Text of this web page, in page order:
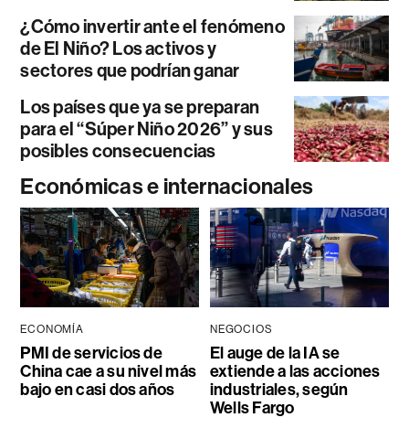
¿Cómo invertir ante el fenómeno
de El Niño? Los activos y
sectores que podrían ganar
Los países que ya se preparan
para el “Súper Niño 2026” y sus
posibles consecuencias
Económicas e internacionales
ECONOMÍA
PMI de servicios de
China cae a su nivel más
bajo en casi dos años
NEGOCIOS
El auge de la IA se
extiende a las acciones
industriales, según
Wells Fargo